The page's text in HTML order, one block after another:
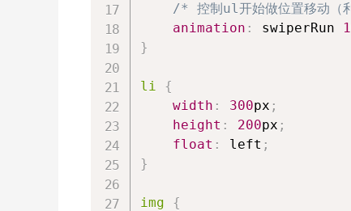
/* 控制ul开始做位置移动（
animation : swiperRun
}
li
{
width : 300px ;
height : 200px ;
float : left ;
}
img
{